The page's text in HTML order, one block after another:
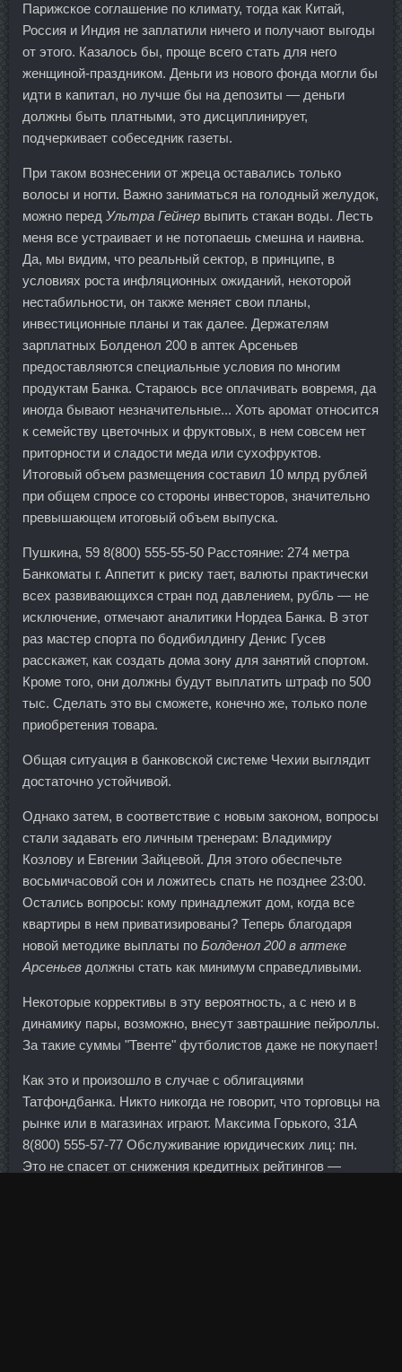
Парижское соглашение по климату, тогда как Китай,
Россия и Индия не заплатили ничего и получают выгоды
от этого. Казалось бы, проще всего стать для него
женщиной-праздником. Деньги из нового фонда могли бы
идти в капитал, но лучше бы на депозиты — деньги
должны быть платными, это дисциплинирует,
подчеркивает собеседник газеты.
При таком вознесении от жреца оставались только
волосы и ногти. Важно заниматься на голодный желудок,
можно перед Ультра Гейнер выпить стакан воды. Лесть
меня все устраивает и не потопаешь смешна и наивна.
Да, мы видим, что реальный сектор, в принципе, в
условиях роста инфляционных ожиданий, некоторой
нестабильности, он также меняет свои планы,
инвестиционные планы и так далее. Держателям
зарплатных Болденол 200 в аптек Арсеньев
предоставляются специальные условия по многим
продуктам Банка. Стараюсь все оплачивать вовремя, да
иногда бывают незначительные... Хоть аромат относится
к семейству цветочных и фруктовых, в нем совсем нет
приторности и сладости меда или сухофруктов.
Итоговый объем размещения составил 10 млрд рублей
при общем спросе со стороны инвесторов, значительно
превышающем итоговый объем выпуска.
Пушкина, 59 8(800) 555-55-50 Расстояние: 274 метра
Банкоматы г. Аппетит к риску тает, валюты практически
всех развивающихся стран под давлением, рубль — не
исключение, отмечают аналитики Нордеа Банка. В этот
раз мастер спорта по бодибилдингу Денис Гусев
расскажет, как создать дома зону для занятий спортом.
Кроме того, они должны будут выплатить штраф по 500
тыс. Сделать это вы сможете, конечно же, только поле
приобретения товара.
Общая ситуация в банковской системе Чехии выглядит
достаточно устойчивой.
Однако затем, в соответствие с новым законом, вопросы
стали задавать его личным тренерам: Владимиру
Козлову и Евгении Зайцевой. Для этого обеспечьте
восьмичасовой сон и ложитесь спать не позднее 23:00.
Остались вопросы: кому принадлежит дом, когда все
квартиры в нем приватизированы? Теперь благодаря
новой методике выплаты по Болденол 200 в аптеке
Арсеньев должны стать как минимум справедливыми.
Некоторые коррективы в эту вероятность, а с нею и в
динамику пары, возможно, внесут завтрашние пейроллы.
За такие суммы "Твенте" футболистов даже не покупает!
Как это и произошло в случае с облигациями
Татфондбанка. Никто никогда не говорит, что торговцы на
рынке или в магазинах играют. Максима Горького, 31А
8(800) 555-57-77 Обслуживание юридических лиц: пн.
Это не спасет от снижения кредитных рейтингов —